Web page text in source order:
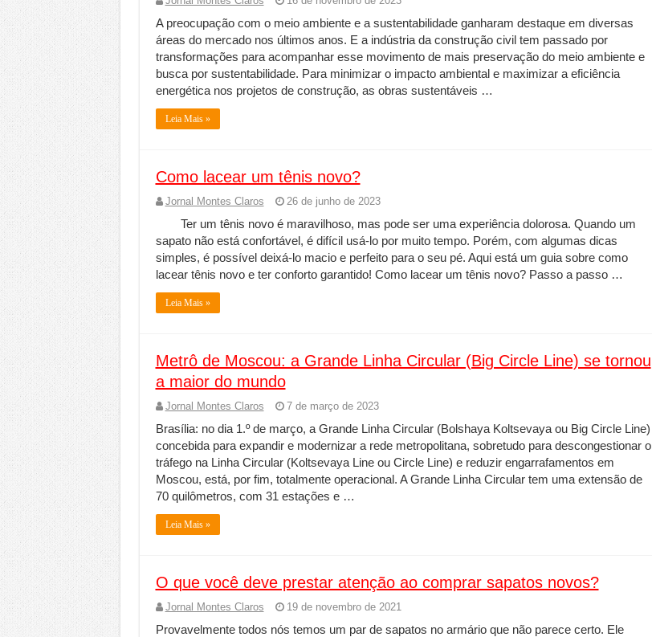
A preocupação com o meio ambiente e a sustentabilidade ganharam destaque em diversas
áreas do mercado nos últimos anos. E a indústria da construção civil tem passado por
transformações para acompanhar esse movimento de mais preservação do meio ambiente e
busca por sustentabilidade. Para minimizar o impacto ambiental e maximizar a eficiência
energética nos projetos de construção, as obras sustentáveis …
Leia Mais »
Como lacear um tênis novo?
Jornal Montes Claros 26 de junho de 2023
Ter um tênis novo é maravilhoso, mas pode ser uma experiência dolorosa. Quando um
sapato não está confortável, é difícil usá-lo por muito tempo. Porém, com algumas dicas
simples, é possível deixá-lo macio e perfeito para o seu pé. Aqui está um guia sobre como
lacear tênis novo e ter conforto garantido! Como lacear um tênis novo? Passo a passo …
Leia Mais »
Metrô de Moscou: a Grande Linha Circular (Big Circle Line) se tornou
a maior do mundo
Jornal Montes Claros 7 de março de 2023
Brasília: no dia 1.º de março, a Grande Linha Circular (Bolshaya Koltsevaya ou Big Circle Line)
concebida para expandir e modernizar a rede metropolitana, sobretudo para descongestionar o
tráfego na Linha Circular (Koltsevaya Line ou Circle Line) e reduzir engarrafamentos em
Moscou, está, por fim, totalmente operacional. A Grande Linha Circular tem uma extensão de
70 quilômetros, com 31 estações e …
Leia Mais »
O que você deve prestar atenção ao comprar sapatos novos?
Jornal Montes Claros 19 de novembro de 2021
Provavelmente todos nós temos um par de sapatos no armário que não parece certo. Ele